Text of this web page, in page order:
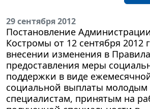
29 сентября 2012
Постановление
Костромы от 12 сентября 2012
внесении изменения в Правила
предоставления меры
поддержки в виде
социальной выплаты молодым
специалистам, принятым на